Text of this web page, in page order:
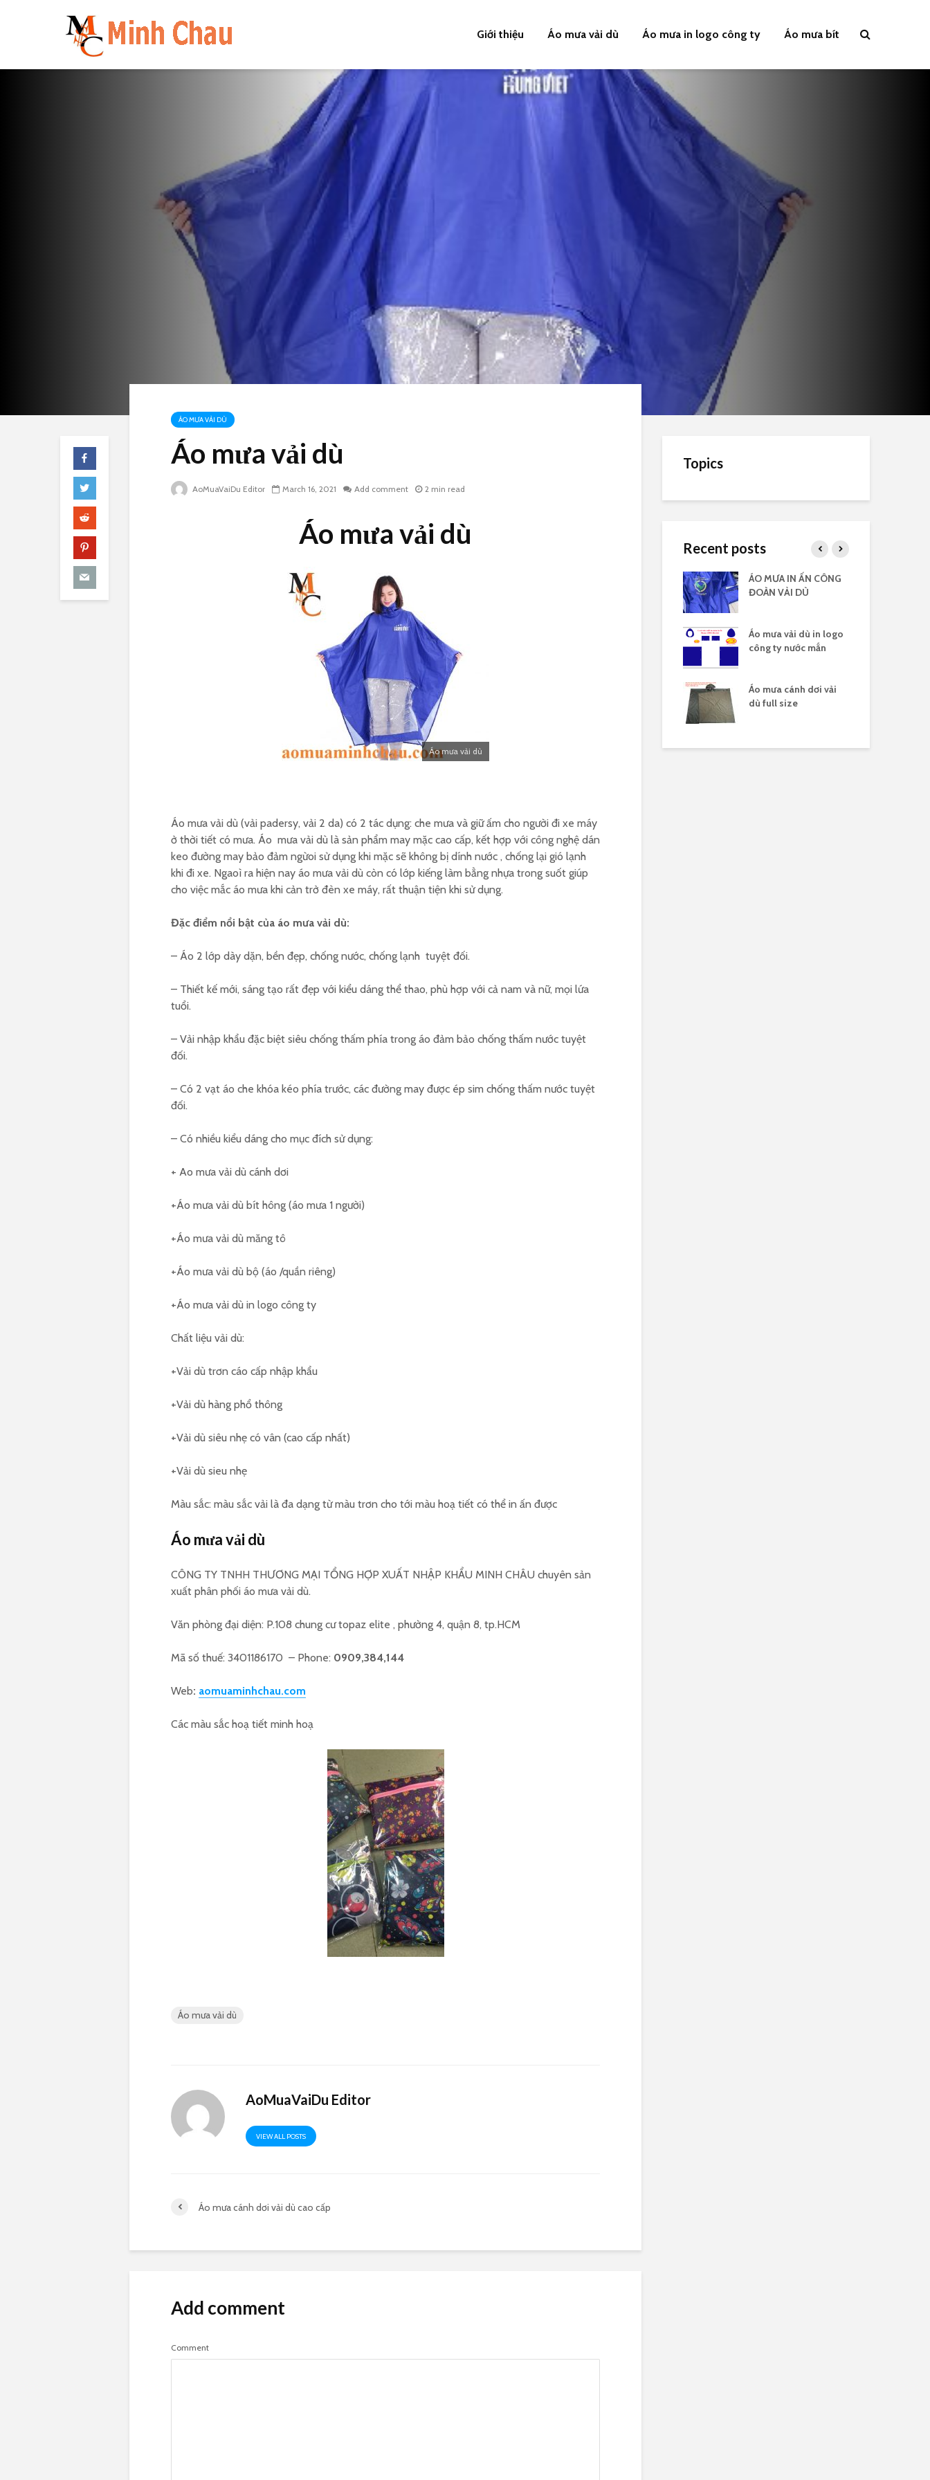
Giới thiệu Áo mưa vải dù Áo mưa in logo công ty Áo mưa bít
ÁO MƯA VẢI DÙ
Áo mưa vải dù
AoMuaVaiDu Editor March 16, 2021 Add comment 2 min read
Áo mưa vải dù
Áo mưa vải dù
Áo mưa vải dù (vải padersy, vải 2 da) có 2 tác dụng: che mưa và giữ ấm cho người đi xe máy
ở thời tiết có mưa. Áo mưa vải dù là sản phẩm may mặc cao cấp, kết hợp với công nghệ dán
keo đường may bảo đảm ngừoi sử dụng khi mặc sẽ không bị dính nước , chống lại gió lạnh
khi đi xe. Ngaoì ra hiện nay áo mưa vải dù còn có lớp kiếng làm bằng nhựa trong suốt giúp
cho việc mắc áo mưa khi cản trở đèn xe máy, rất thuận tiện khi sử dụng.
Đặc điểm nổi bật của áo mưa vải dù:
– Áo 2 lớp dày dặn, bền đẹp, chống nước, chống lạnh tuyệt đối.
– Thiết kế mới, sáng tạo rất đẹp với kiểu dáng thể thao, phù hợp với cả nam và nữ, mọi lứa
tuổi.
– Vải nhập khẩu đặc biệt siêu chống thấm phía trong áo đảm bảo chống thấm nước tuyệt
đối.
– Có 2 vạt áo che khóa kéo phía trước, các đường may được ép sim chống thấm nước tuyệt
đối.
– Có nhiều kiểu dáng cho mục đích sử dụng:
+ Ao mưa vải dù cánh dơi
+Áo mưa vải dù bít hông (áo mưa 1 người)
+Áo mưa vải dù măng tô
+Áo mưa vải dù bộ (áo /quần riêng)
+Áo mưa vải dù in logo công ty
Chất liệu vải dù:
+Vải dù trơn cáo cấp nhập khẩu
+Vải dù hàng phổ thông
+Vải dù siêu nhẹ có vân (cao cấp nhất)
+Vải dù sieu nhẹ
Màu sắc: màu sắc vải là đa dạng từ màu trơn cho tới màu hoạ tiết có thể in ấn được
Áo mưa vải dù
CÔNG TY TNHH THƯƠNG MẠI TỔNG HỢP XUẤT NHẬP KHẨU MINH CHÂU chuyên sản
xuất phân phối áo mưa vải dù.
Văn phòng đại diện: P.108 chung cư topaz elite , phường 4, quận 8, tp.HCM
Mã số thuế: 3401186170 – Phone: 0909,384,144
Web: aomuaminhchau.com
Các màu sắc hoạ tiết minh hoạ
Áo mưa vải dù
AoMuaVaiDu Editor
VIEW ALL POSTS
Áo mưa cánh dơi vải dù cao cấp
Add comment
Comment
Topics
Recent posts
Áo mưa quây vải dù in
logo
Áo mưa full size vải dù
ÁO MƯA IN ẤN CÔNG
ĐOÀN VẢI DÙ
Áo mưa vải dù in logo
công ty nước mắn
Áo mưa cánh dơi vải
dù full size